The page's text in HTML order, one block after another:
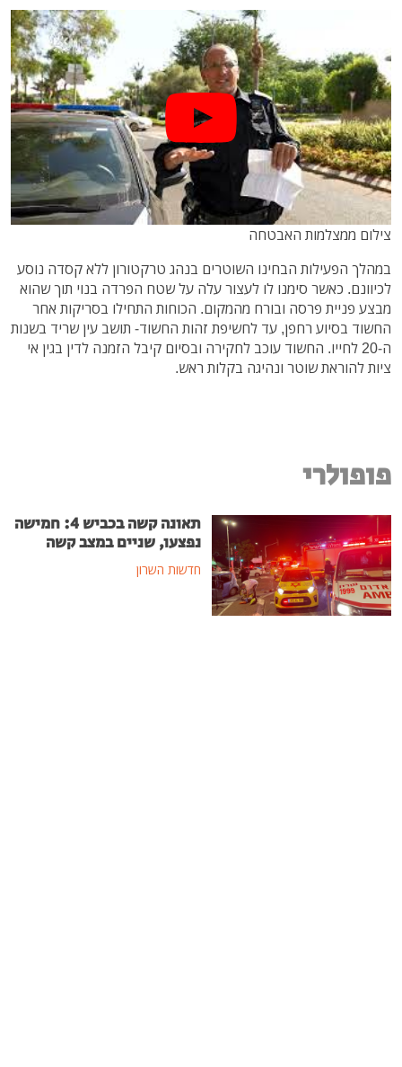
צילום ממצלמות האבטחה
במהלך הפעילות הבחינו השוטרים בנהג טרקטורון ללא קסדה נוסע
לכיוונם. כאשר סימנו לו לעצור עלה על שטח הפרדה בנוי תוך שהוא
מבצע פניית פרסה ובורח מהמקום. הכוחות התחילו בסריקות אחר
החשוד בסיוע רחפן, עד לחשיפת זהות החשוד- תושב עין שריד בשנות
ה-20 לחייו. החשוד עוכב לחקירה ובסיום קיבל הזמנה לדין בגין אי
ציות להוראת שוטר ונהיגה בקלות ראש.
פופולרי
תאונה קשה בכביש 4: חמישה
נפצעו, שניים במצב קשה
חדשות השרון